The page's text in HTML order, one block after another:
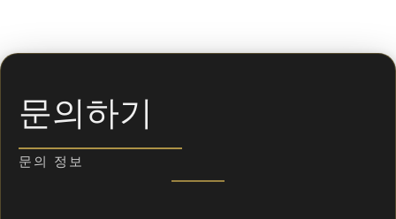
문의하기
문의 정보